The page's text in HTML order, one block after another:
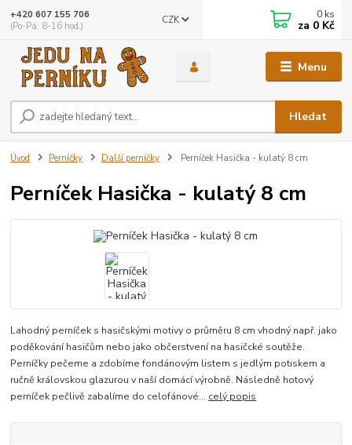
Menu
CZK
Hledat
+420 607 155 706
(Po-Pá, 8-16 hod.)
0 ks
za 0 Kč
Úvod Perníčky Další perníčky Perníček Hasička - kulatý 8 cm
Perníček Hasička - kulatý 8 cm
Lahodný perníček s hasičskými motivy o průměru 8 cm vhodný např. jako
poděkování hasičům nebo jako občerstvení na hasičcké soutěže.
Perníčky pečeme a zdobíme fondánovým listem s jedlým potiskem a
ručně královskou glazurou v naší domácí výrobně. Následně hotový
perníček pečlivě zabalíme do celofánové... celý popis